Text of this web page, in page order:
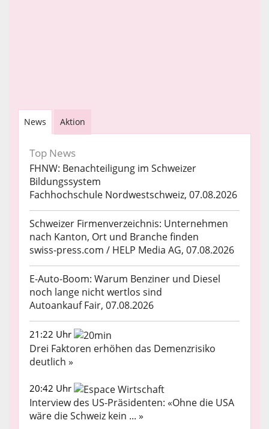
News Aktion
Top News
FHNW: Benachteiligung im Schweizer
Bildungssystem
Fachhochschule Nordwestschweiz, 07.08.2026
Schweizer Firmenverzeichnis: Unternehmen
nach Kanton, Ort und Branche finden
swiss-press.com / HELP Media AG, 07.08.2026
E-Auto-Boom: Warum Benziner und Diesel
noch lange nicht wertlos sind
Autoankauf Fair, 07.08.2026
21:22 Uhr
Drei Faktoren erhöhen das Demenzrisiko
deutlich »
20:42 Uhr
Interview des US-Präsidenten: «Ohne die USA
wäre die Schweiz kein ... »